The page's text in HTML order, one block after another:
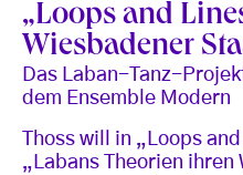
„Loops and
Wiesbadener
Das Laban-Tanz-
dem Ensemble Modern
Thoss will in „Loops
„Labans Theorien ihren